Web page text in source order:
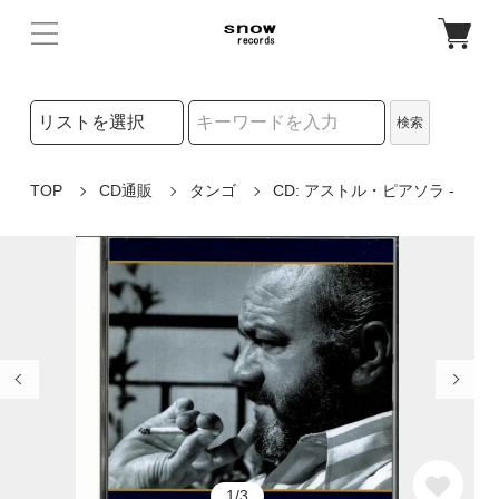
検索リストの選択
検索
TOP CD通販 タンゴ CD: アストル・ピアソラ -
1/3